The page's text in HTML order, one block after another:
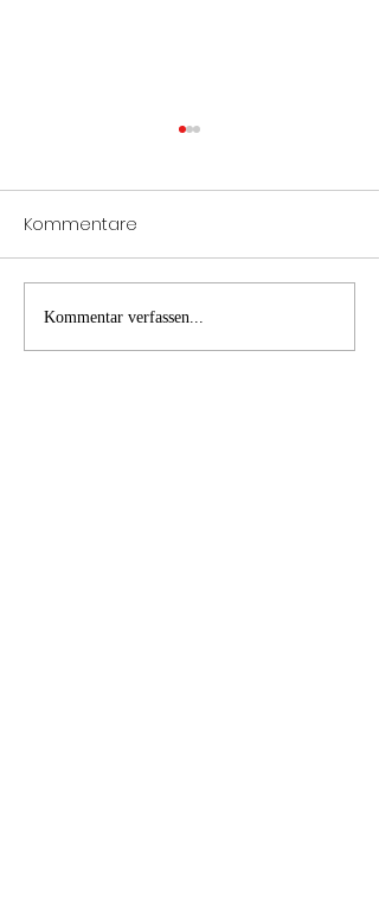
Verkehrsunfall
Fahrzeugbergung
Kommentare
Kommentar verfassen...